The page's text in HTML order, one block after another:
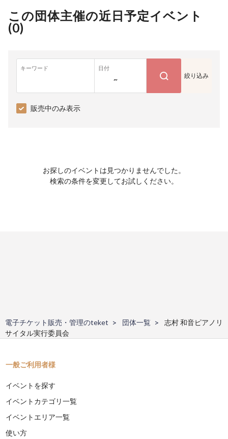
この団体主催の近日予定イベント
(0)
キーワード 日付
~ 絞り込み
販売中のみ表示
お探しのイベントは見つかりませんでした。
検索の条件を変更してお試しください。
電子チケット販売・管理のteket 団体一覧
志村 和音ピアノリ
サイタル実行委員会
一般ご利用者様
イベントを探す
イベントカテゴリ一覧
イベントエリア一覧
使い方